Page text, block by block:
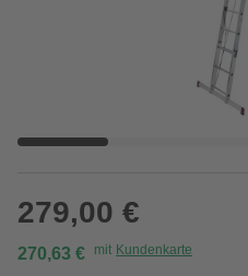
279,00 €
270,63 € mit Kundenkarte